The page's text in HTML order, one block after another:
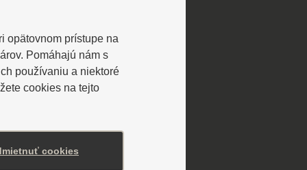
opätovnom prístupe na
Pomáhajú nám s
používaniu a niektoré
cookies na tejto
cookies